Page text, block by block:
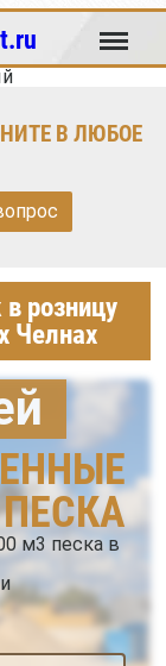
Меню
В ЛЮБОЕ
розницу
Челнах
м3 песка в